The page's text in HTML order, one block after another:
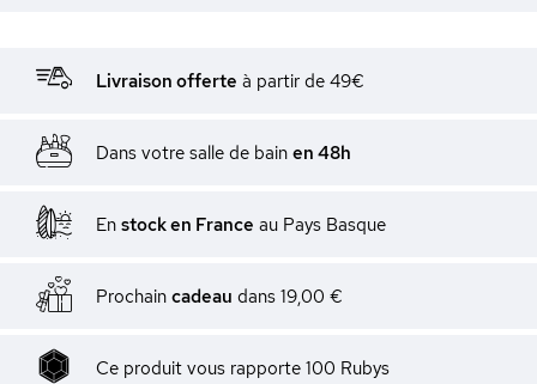
Livraison offerte à partir de 49€
Dans votre salle de bain en 48h
En stock en France au Pays Basque
Prochain cadeau dans 19,00 €
Ce produit vous rapporte 100 Rubys